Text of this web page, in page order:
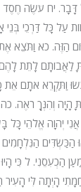
יח עֹשֶׂה חֶסֶד
עַל כָּל דַּרְכֵי
הַזֶּה. כא וַתֹּצֵא
לָתֵת לָהֶם
וַתַּקְרֵא אֹתָם אֵת
וְהִנְּךָ רֹאֶה.
יְהוָה אֱלֹהֵי
הַכַּשְׂדִּים
הַכְעִסֵנִי. ל כִּי
הָיְתָה לִּי